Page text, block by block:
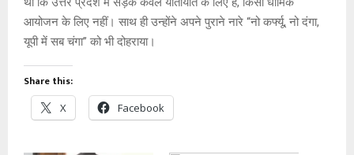
आयोजन के लिए नहीं। साथ ही उन्होंने अपने पुराने नारे “नो कर्फ्यू, नो दंगा,
यूपी में सब चंगा” को भी दोहराया।
Share this:
X Facebook